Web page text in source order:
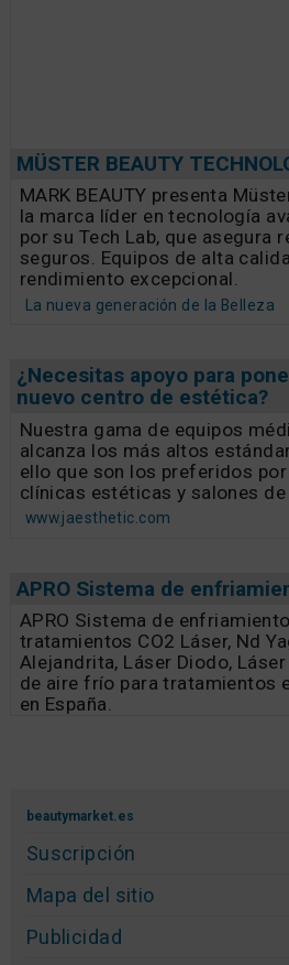
MÜSTER BEAUTY
MARK BEAUTY presenta
la marca líder en tecnología
por su Tech Lab, que asegura
seguros. Equipos de alta
rendimiento excepcional.
La nueva generación de la Belleza
¿Necesitas apoyo para
nuevo centro de estética?
Nuestra gama de equipos
alcanza los más altos
ello que son los preferidos
clínicas estéticas y salones de
www.jaesthetic.com
APRO Sistema de
APRO Sistema de
tratamientos CO2 Láser, Nd
Alejandrita, Láser Diodo,
de aire frío para tratamientos
en España.
beautymarket.es
Suscripción
Mapa del sitio
Publicidad